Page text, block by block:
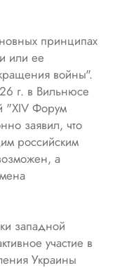
принципах
или ее
войны".
г. в Вильнюсе
"XIV Форум
заявил, что
российским
а
западной
участие в
Украины